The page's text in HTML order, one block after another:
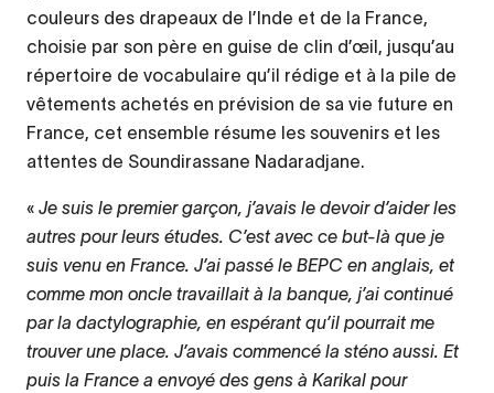
couleurs des drapeaux de l’Inde et de la France,
choisie par son père en guise de clin d’œil, jusqu’au
répertoire de vocabulaire qu’il rédige et à la pile de
vêtements achetés en prévision de sa vie future en
France, cet ensemble résume les souvenirs et les
attentes de Soundirassane Nadaradjane.
« Je suis le premier garçon, j’avais le devoir d’aider les
autres pour leurs études. C’est avec ce but-là que je
suis venu en France. J’ai passé le BEPC en anglais, et
comme mon oncle travaillait à la banque, j’ai continué
par la dactylographie, en espérant qu’il pourrait me
trouver une place. J’avais commencé la sténo aussi. Et
puis la France a envoyé des gens à Karikal pour